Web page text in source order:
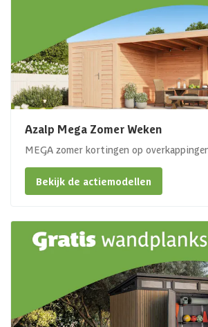
Azalp Mega Zomer Weken
MEGA zomer kortingen op
Bekijk de actiemodellen